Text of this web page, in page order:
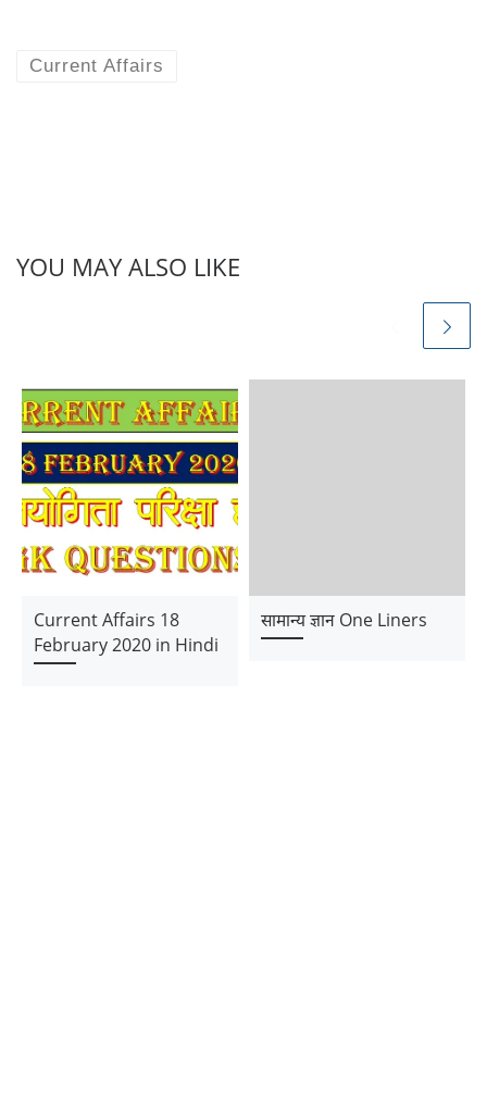
Current Affairs
YOU MAY ALSO LIKE
Current Affairs 18
February 2020 in Hindi
सामान्य ज्ञान One Liners